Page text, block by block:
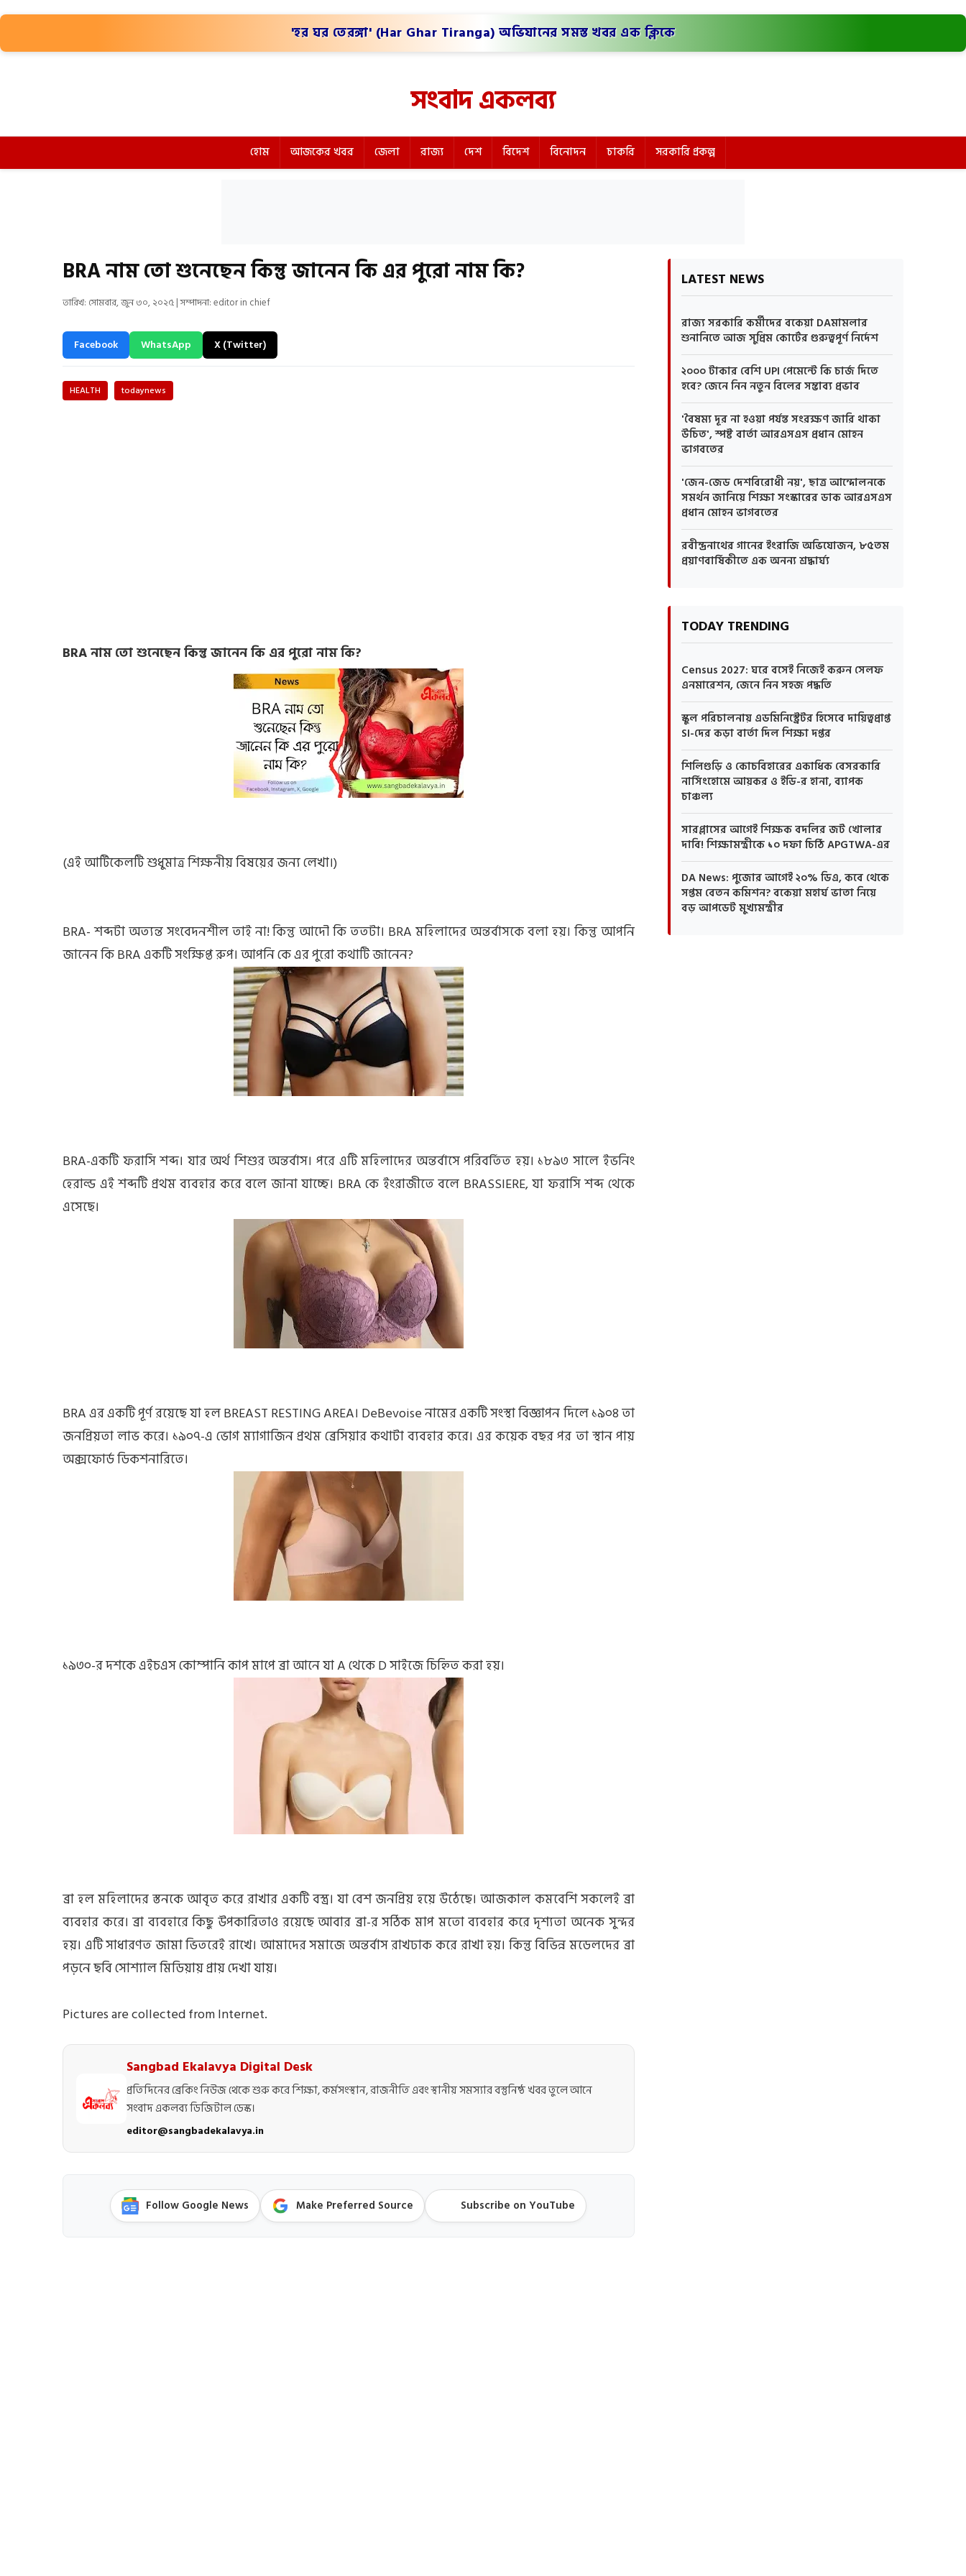
'হর ঘর তেরঙ্গা' (Har Ghar Tiranga) অভিযানের সমস্ত খবর এক ক্লিকে
সংবাদ একলব্য
হোম আজকের খবর জেলা রাজ্য দেশ বিদেশ বিনোদন চাকরি সরকারি প্রকল্প
BRA নাম তো শুনেছেন কিন্তু জানেন কি এর পুরো নাম কি?
তারিখ: সোমবার, জুন ৩০, ২০২৫ | সম্পাদনা: editor in chief
Facebook WhatsApp X (Twitter)
HEALTH todaynews
BRA নাম তো শুনেছেন কিন্তু জানেন কি এর পুরো নাম কি?
(এই আর্টিকেলটি শুধুমাত্র শিক্ষনীয় বিষয়ের জন্য লেখা।)
BRA- শব্দটা অত্যন্ত সংবেদনশীল তাই না! কিন্তু আদৌ কি ততটা। BRA মহিলাদের অন্তর্বাসকে বলা হয়। কিন্তু আপনি
জানেন কি BRA একটি সংক্ষিপ্ত রুপ। আপনি কে এর পুরো কথাটি জানেন?
BRA-একটি ফরাসি শব্দ। যার অর্থ শিশুর অন্তর্বাস। পরে এটি মহিলাদের অন্তর্বাসে পরিবর্তিত হয়। ১৮৯৩ সালে ইভনিং
হেরাল্ড এই শব্দটি প্রথম ব্যবহার করে বলে জানা যাচ্ছে। BRA কে ইংরাজীতে বলে BRASSIERE, যা ফরাসি শব্দ থেকে
এসেছে।
BRA এর একটি পূর্ণ রয়েছে যা হল BREAST RESTING AREA। DeBevoise নামের একটি সংস্থা বিজ্ঞাপন দিলে ১৯০৪ তা
জনপ্রিয়তা লাভ করে। ১৯০৭-এ ভোগ ম্যাগাজিন প্রথম ব্রেসিয়ার কথাটা ব্যবহার করে। এর কয়েক বছর পর তা স্থান পায়
অক্সফোর্ড ডিকশনারিতে।
১৯৩০-র দশকে এইচএস কোম্পানি কাপ মাপে ব্রা আনে যা A থেকে D সাইজে চিহ্নিত করা হয়।
ব্রা হল মহিলাদের স্তনকে আবৃত করে রাখার একটি বস্ত্র। যা বেশ জনপ্রিয় হয়ে উঠেছে। আজকাল কমবেশি সকলেই ব্রা
ব্যবহার করে। ব্রা ব্যবহারে কিছু উপকারিতাও রয়েছে আবার ব্রা-র সঠিক মাপ মতো ব্যবহার করে দৃশ্যতা অনেক সুন্দর
হয়। এটি সাধারণত জামা ভিতরেই রাখে। আমাদের সমাজে অন্তর্বাস রাখঢাক করে রাখা হয়। কিন্তু বিভিন্ন মডেলদের ব্রা
পড়নে ছবি সোশ্যাল মিডিয়ায় প্রায় দেখা যায়।
Pictures are collected from Internet.
Sangbad Ekalavya Digital Desk
প্রতিদিনের ব্রেকিং নিউজ থেকে শুরু করে শিক্ষা, কর্মসংস্থান, রাজনীতি এবং স্থানীয় সমস্যার বস্তুনিষ্ঠ খবর তুলে আনে
সংবাদ একলব্য ডিজিটাল ডেস্ক।
editor@sangbadekalavya.in
Follow Google News Make Preferred Source Subscribe on YouTube
LATEST NEWS
রাজ্য সরকারি কর্মীদের বকেয়া DAমামলার
শুনানিতে আজ সুপ্রিম কোর্টের গুরুত্বপূর্ণ নির্দেশ
২০০০ টাকার বেশি UPI পেমেন্টে কি চার্জ দিতে
হবে? জেনে নিন নতুন বিলের সম্ভাব্য প্রভাব
'বৈষম্য দূর না হওয়া পর্যন্ত সংরক্ষণ জারি থাকা
উচিত', স্পষ্ট বার্তা আরএসএস প্রধান মোহন
ভাগবতের
'জেন-জেড দেশবিরোধী নয়', ছাত্র আন্দোলনকে
সমর্থন জানিয়ে শিক্ষা সংস্কারের ডাক আরএসএস
প্রধান মোহন ভাগবতের
রবীন্দ্রনাথের গানের ইংরাজি অভিযোজন, ৮৫তম
প্রয়াণবার্ষিকীতে এক অনন্য শ্রদ্ধার্ঘ্য
TODAY TRENDING
Census 2027: ঘরে বসেই নিজেই করুন সেলফ
এনমারেশন, জেনে নিন সহজ পদ্ধতি
স্কুল পরিচালনায় এডমিনিস্ট্রেটর হিসেবে দায়িত্বপ্রাপ্ত
SI-দের কড়া বার্তা দিল শিক্ষা দপ্তর
শিলিগুড়ি ও কোচবিহারের একাধিক বেসরকারি
নার্সিংহোমে আয়কর ও ইডি-র হানা, ব্যাপক
চাঞ্চল্য
সারপ্লাসের আগেই শিক্ষক বদলির জট খোলার
দাবি! শিক্ষামন্ত্রীকে ১০ দফা চিঠি APGTWA-এর
DA News: পুজোর আগেই ২০% ডিএ, কবে থেকে
সপ্তম বেতন কমিশন? বকেয়া মহার্ঘ ভাতা নিয়ে
বড় আপডেট মুখ্যমন্ত্রীর